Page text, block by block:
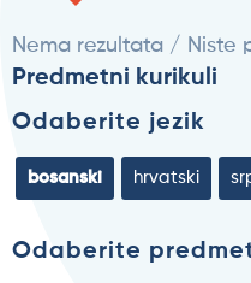
Nema rezultata / Niste
Predmetni kurikuli
Odaberite jezik
bosanski hrvatski
Odaberite